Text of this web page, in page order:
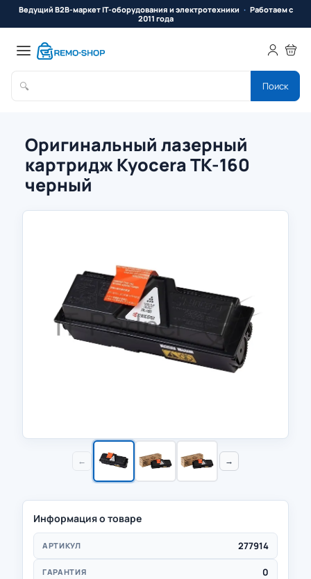
Ведущий B2B-маркет IT-оборудования и электротехники
Работаем с
2011 года
🔍 Поиск
Оригинальный лазерный
картридж Kyocera TK-160
черный
← →
Информация о товаре
АРТИКУЛ 277914
ГАРАНТИЯ 0